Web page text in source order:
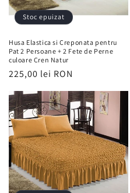
Stoc epuizat
Husa Elastica si Creponata pentru
Pat 2 Persoane + 2 Fete de Perne
culoare Cren Natur
Preț
225,00 lei RON